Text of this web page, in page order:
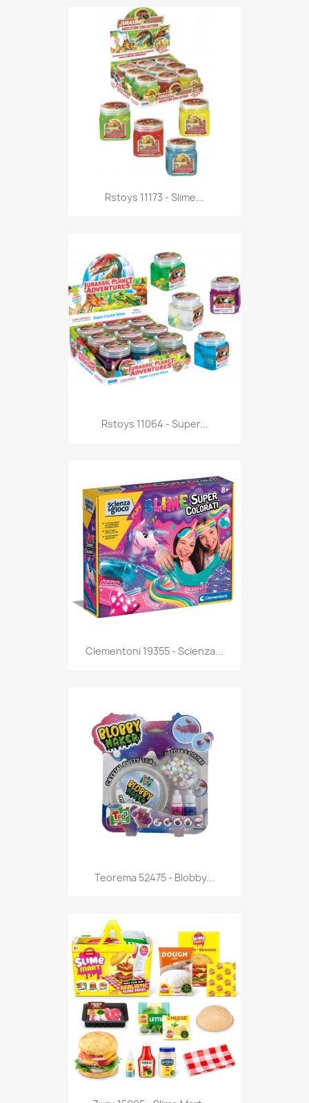
Anteprima
Rstoys 11173 - Slime...
Anteprima
Rstoys 11064 - Super...
Anteprima
Clementoni 19355 - Scienza...
Anteprima
Teorema 52475 - Blobby...